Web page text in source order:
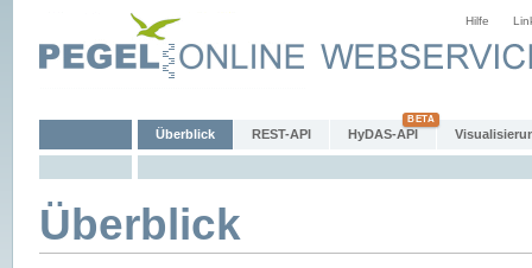
Hilfe
Überblick REST-API HyDAS-API
Überblick